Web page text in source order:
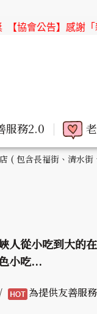
】感謝「新北市社
服務2.0
( 包含長福街、清水
人從小吃到大的
小吃...
/ 為提供友善服